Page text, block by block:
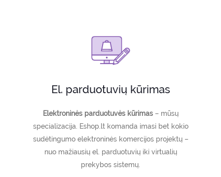
El. parduotuvių kūrimas
Elektroninės parduotuvės kūrimas– mūsų
specializacija. Eshop.lt komanda imasi bet kokio
sudėtingumo elektroninės komercijos projektų –
nuo mažiausių el. parduotuvių iki virtualių
prekybos sistemų.